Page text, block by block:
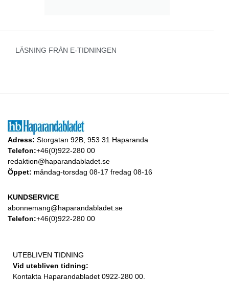
LÄSNING FRÅN E-TIDNINGEN
Adress: Storgatan 92B, 953 31 Haparanda
Telefon:+46(0)922-280 00
redaktion@haparandabladet.se
Öppet: måndag-torsdag 08-17 fredag 08-16
KUNDSERVICE
abonnemang@haparandabladet.se
Telefon:+46(0)922-280 00
UTEBLIVEN TIDNING
Vid utebliven tidning:
Kontakta Haparandabladet 0922-280 00.